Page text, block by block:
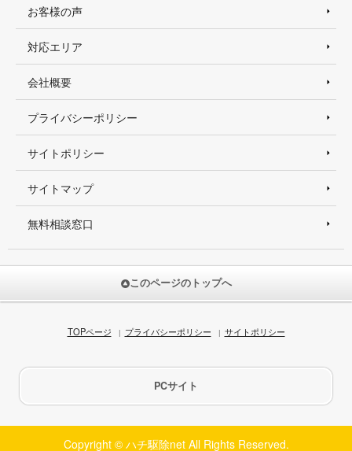
お客様の声
対応エリア
会社概要
プライバシーポリシー
サイトポリシー
サイトマップ
無料相談窓口
このページのトップへ
TOPページ プライバシーポリシー サイトポリシー
PCサイト
Copyright © ハチ駆除net All Rights Reserved.